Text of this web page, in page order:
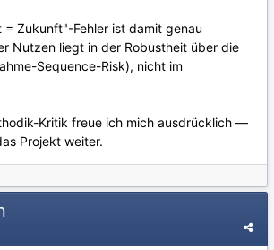
= Zukunft"-Fehler ist damit genau
Nutzen liegt in der Robustheit über die
Sequence-Risk), nicht im
Kritik freue ich mich ausdrücklich —
Projekt weiter.